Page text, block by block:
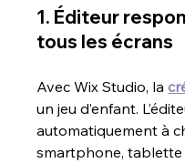
1. Éditeur
tous les écrans
Avec Wix Studio, la
un jeu d’enfant.
automatiquement à
smartphone,